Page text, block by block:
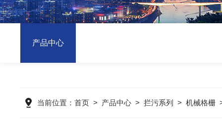
产品中心
当前位置： 首页> 产品中心> 拦污系列 > 机械格栅